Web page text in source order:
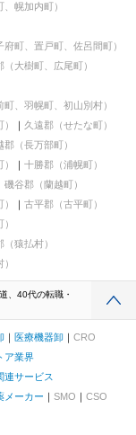
幌加内町）
府町、置戸町、佐呂間町）
（大樹町、広尾町）
、羽幌町、初山別村）
久遠郡（せたな町）
郡（長万部町）
十勝郡（浦幌町）
磯谷郡（蘭越町）
古平郡（古平町）
（猿払村）
、40代の転職・
医療機器卸
CRO
ア業界
連サービス
メーカー SMO
CSO